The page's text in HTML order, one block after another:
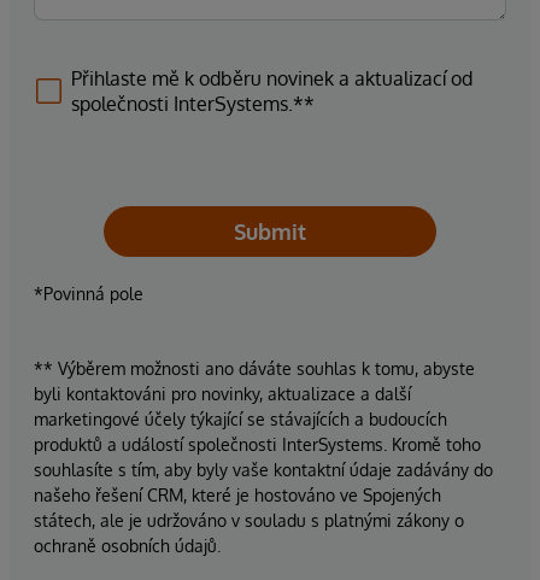
Přihlaste mě k odběru novinek a aktualizací od
společnosti InterSystems.**
Submit
*Povinná pole
** Výběrem možnosti ano dáváte souhlas k tomu, abyste
byli kontaktováni pro novinky, aktualizace a další
marketingové účely týkající se stávajících a budoucích
produktů a událostí společnosti InterSystems. Kromě toho
souhlasíte s tím, aby byly vaše kontaktní údaje zadávány do
našeho řešení CRM, které je hostováno ve Spojených
státech, ale je udržováno v souladu s platnými zákony o
ochraně osobních údajů.